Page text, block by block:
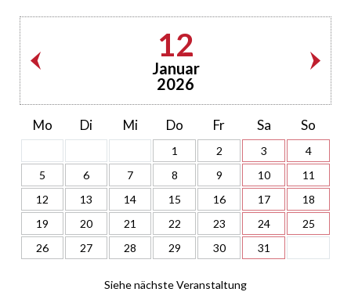
12
Januar
2026
Mo Di Mi Do Fr Sa So
1 2 3
4
5
6 7 8 9 10
11
12
13 14 15 16 17
18
19
20 21 22 23 24
25
26
27 28 29 30 31
Siehe nächste Veranstaltung